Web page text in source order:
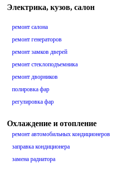
Электрика, кузов, салон
ремонт салона
ремонт генераторов
ремонт замков дверей
ремонт стеклоподъемника
ремонт дворников
полировка фар
регулировка фар
Охлаждение и отопление
ремонт автомобильных кондиционеров
заправка кондиционера
замена радиатора